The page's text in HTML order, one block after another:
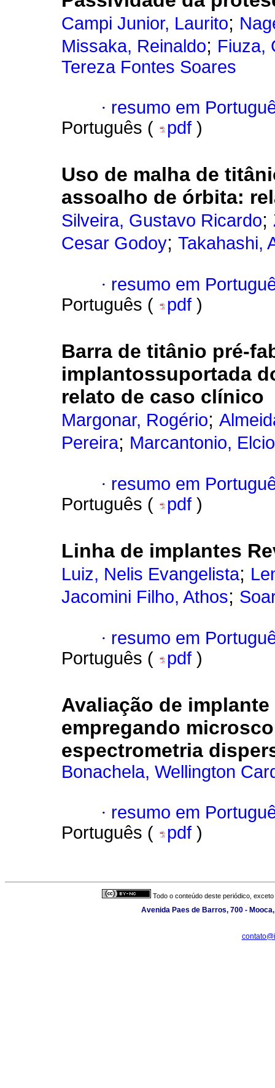
Campi Junior, Laurito;
Missaka, Reinaldo; Fiuza,
Tereza Fontes Soares
· resumo em
Português (
pdf )
Uso de malha de
assoalho de órbita:
Silveira, Gustavo Ricardo;
Cesar Godoy; Takahashi,
· resumo em
Português (
pdf )
Barra de titânio pré-
implantossuportada
relato de caso clínico
Margonar, Rogério;
Pereira; Marcantonio, Elcio
· resumo em
Português (
pdf )
Linha de implantes
Luiz, Nelis Evangelista;
Jacomini Filho, Athos;
· resumo em
Português (
pdf )
Avaliação de
empregando
espectrometria
Bonachela, Wellington
· resumo em
Português (
pdf )
Todo o conteúdo deste periódico,
Avenida Paes de Barros, 700 - Mooca,